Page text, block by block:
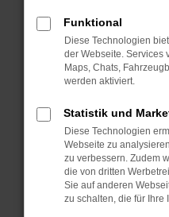
Fenster?
Starte dein Gerät
Das kann
Probleme zu beheben.
Betriebssystem
sind.
Veraltete Software
Sicherheitsrisiko,
führen, dass
unterstützt werden.
Funktional
Diese Technologien
der Webseite. Services
Maps, Chats,
werden aktiviert.
Statistik und
Diese Technologien
Webseite zu
zu verbessern. Zudem
die von dritten
Sie auf anderen
zu schalten, die für Ihre